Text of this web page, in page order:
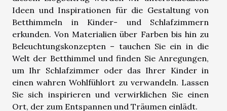
Ideen und Inspirationen für die Gestaltung von
Betthimmeln in Kinder- und Schlafzimmern
erkunden. Von Materialien über Farben bis hin zu
Beleuchtungskonzepten – tauchen Sie ein in die
Welt der Betthimmel und finden Sie Anregungen,
um Ihr Schlafzimmer oder das Ihrer Kinder in
einen wahren Wohlfühlort zu verwandeln. Lassen
Sie sich inspirieren und verwirklichen Sie einen
Ort, der zum Entspannen und Träumen einlädt.